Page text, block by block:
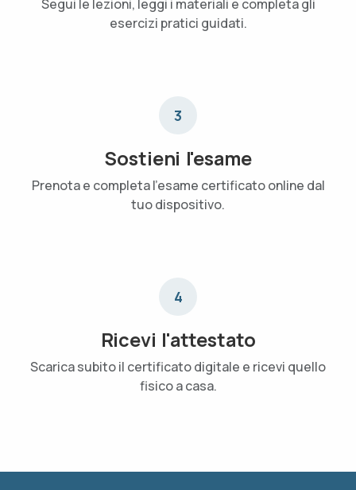
Segui le lezioni, leggi i materiali e completa gli
esercizi pratici guidati.
3
Sostieni l'esame
Prenota e completa l'esame certificato online dal
tuo dispositivo.
4
Ricevi l'attestato
Scarica subito il certificato digitale e ricevi quello
fisico a casa.